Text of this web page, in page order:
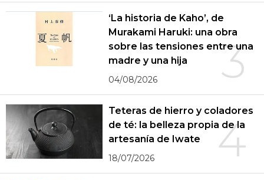
3
‘La historia de Kaho’, de
Murakami Haruki: una obra
sobre las tensiones entre una
madre y una hija
04/08/2026
4
Teteras de hierro y coladores
de té: la belleza propia de la
artesanía de Iwate
18/07/2026